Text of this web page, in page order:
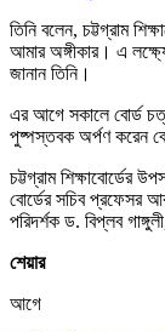
তিনি বলেন, চট্টগ্রাম
আমার অঙ্গীকার। এ লক্ষ্যে
জানান তিনি।
এর আগে সকালে বোর্ড
পুষ্পস্তবক অর্পণ করেন
চট্টগ্রাম শিক্ষাবোর্ডের
বোর্ডের সচিব প্রফেসর
পরিদর্শক ড. বিপ্লব
শেয়ার
আগে